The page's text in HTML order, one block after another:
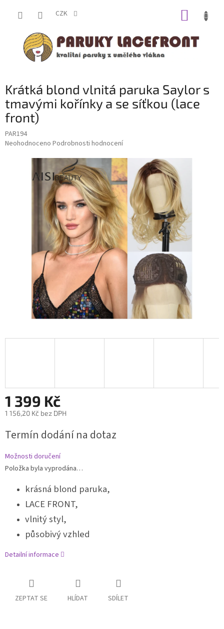
CZK
Krátká blond vlnitá paruka Saylor s
tmavými kořínky a se síťkou (lace
front)
PAR194
Průměrné
Neohodnoceno Podrobnosti hodnocení
1 399 Kč
1 156,20 Kč bez DPH
cena:
Termín dodání na dotaz
Možnosti doručení
Položka byla vyprodána…
krásná blond paruka,
LACE FRONT,
vlnitý styl,
působivý vzhled
Detailní informace
ZEPTAT SE HLÍDAT SDÍLET